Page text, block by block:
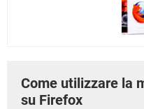
Come utilizzare la
su Firefox